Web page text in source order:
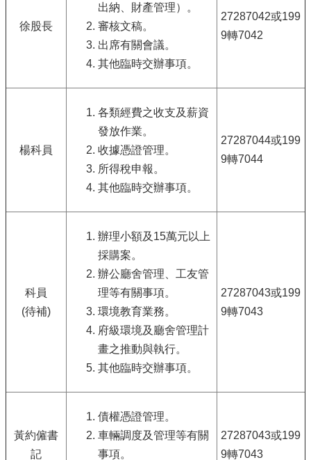
徐股長
出納、財產管理）。
審核文稿。
出席有關會議。
其他臨時交辦事項。
27287042或199
9轉7042
楊科員
各類經費之收支及薪資
發放作業。
收據憑證管理。
所得稅申報。
其他臨時交辦事項。
27287044或199
9轉7044
科員
(待補)
辦理小額及15萬元以上
採購案。
辦公廳舍管理、工友管
理等有關事項。
環境教育業務。
府級環境及廳舍管理計
畫之推動與執行。
其他臨時交辦事項。
27287043或199
9轉7043
黃約僱書
記
債權憑證管理。
車輛調度及管理等有關
事項。
27287043或199
9轉7043